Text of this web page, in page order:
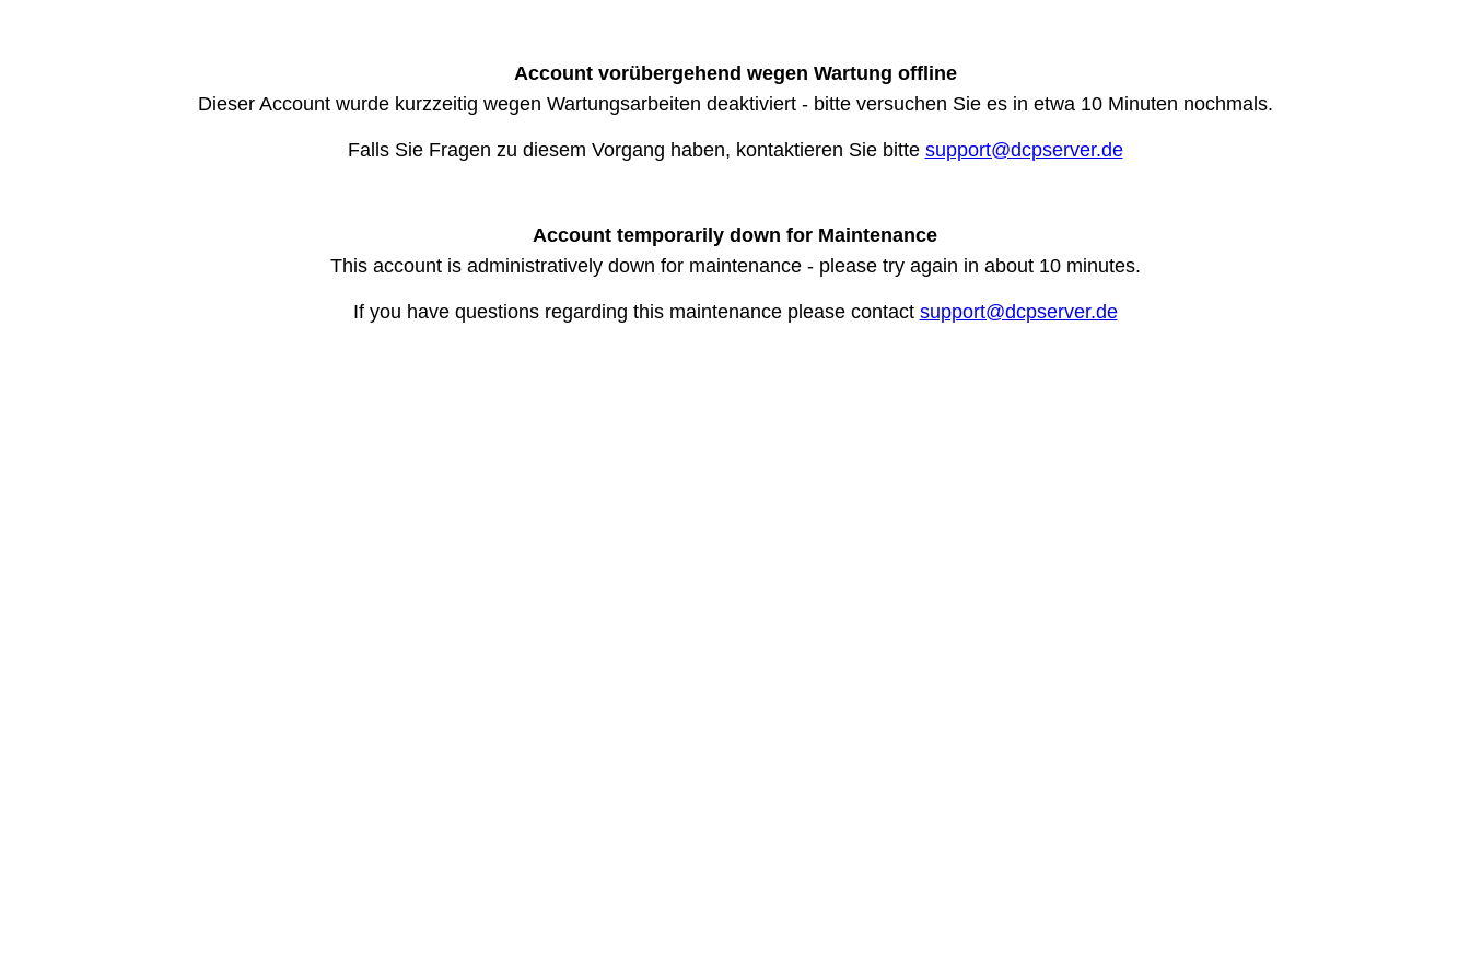
Account vorübergehend wegen Wartung offline
Dieser Account wurde kurzzeitig wegen Wartungsarbeiten deaktiviert - bitte versuchen Sie es in etwa 10 Minuten nochmals.
Falls Sie Fragen zu diesem Vorgang haben, kontaktieren Sie bitte support@dcpserver.de
Account temporarily down for Maintenance
This account is administratively down for maintenance - please try again in about 10 minutes.
If you have questions regarding this maintenance please contact support@dcpserver.de